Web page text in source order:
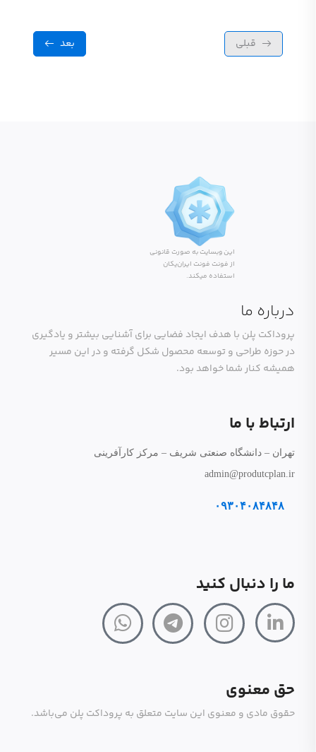
قبلی بعد
درباره ما
پروداکت پلن با هدف ایجاد فضایی برای آشنایی بیشتر و یادگیری
در حوزه طراحی و توسعه محصول شکل گرفته و در این مسیر
همیشه کنار شما خواهد بود.
ارتباط با ما
تهران – دانشگاه صنعتی شریف – مرکز کارآفرینی
admin@produtcplan.ir
۰۹۳۰۴۰۸۴۸۴۸
ما را دنبال کنید
حق معنوی
حقوق مادی و معنوی این سایت متعلق به پروداکت پلن می‌باشد.
این وبسایت به صورت قانونی
از فونت فونت ایران‌یکان
استفاده میکند.